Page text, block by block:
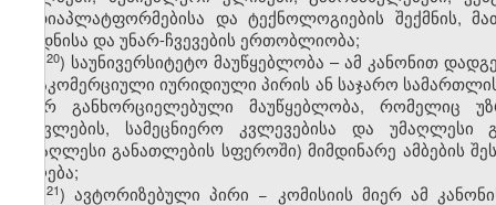
მედიაპლატფორმებისა და ტექნოლოგიების შექმნის,
ცოდნისა და უნარ-ჩვევების ერთობლიობა;
20) საუნივერსიტეტო მაუწყებლობა – ამ კანონით
არაკომერციული იურიდიული პირის ან საჯარო
მიერ განხორციელებული მაუწყებლობა, რომელიც
სწავლების, სამეცნიერო კვლევებისა და უმაღლესი
(უმაღლესი განათლების სფეროში) მიმდინარე ამბების
მიღება;
21) ავტორიზებული პირი − კომისიის მიერ ამ